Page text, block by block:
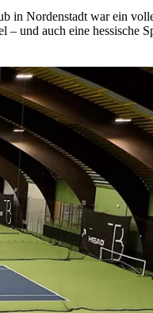
in Nordenstadt war ein
und auch eine hessische